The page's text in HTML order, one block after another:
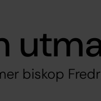
biskop